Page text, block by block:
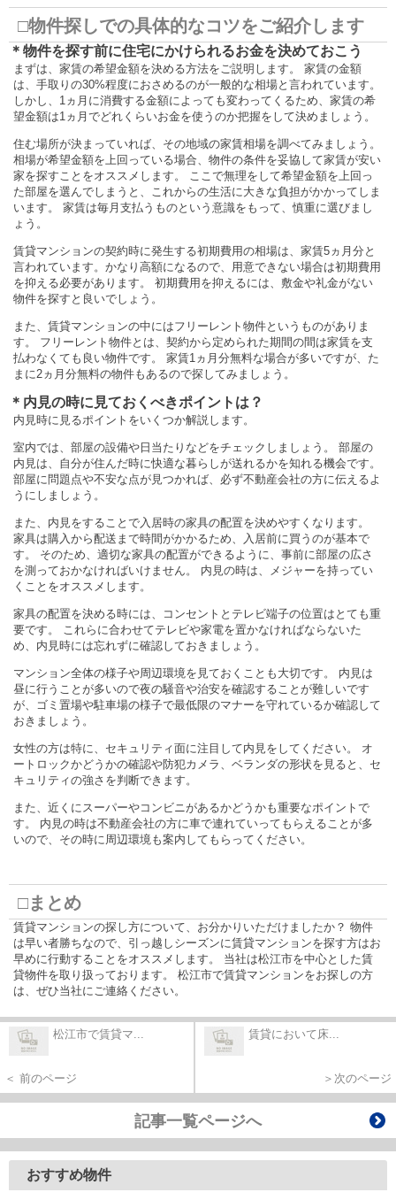
□物件探しでの具体的なコツをご紹介します
＊物件を探す前に住宅にかけられるお金を決めておこう
まずは、家賃の希望金額を決める方法をご説明します。 家賃の金額
は、手取りの30%程度におさめるのが一般的な相場と言われています。
しかし、1ヵ月に消費する金額によっても変わってくるため、家賃の希
望金額は1ヵ月でどれくらいお金を使うのか把握をして決めましょう。
住む場所が決まっていれば、その地域の家賃相場を調べてみましょう。
相場が希望金額を上回っている場合、物件の条件を妥協して家賃が安い
家を探すことをオススメします。 ここで無理をして希望金額を上回っ
た部屋を選んでしまうと、これからの生活に大きな負担がかかってしま
います。 家賃は毎月支払うものという意識をもって、慎重に選びまし
ょう。
賃貸マンションの契約時に発生する初期費用の相場は、家賃5ヵ月分と
言われています。かなり高額になるので、用意できない場合は初期費用
を抑える必要があります。 初期費用を抑えるには、敷金や礼金がない
物件を探すと良いでしょう。
また、賃貸マンションの中にはフリーレント物件というものがありま
す。 フリーレント物件とは、契約から定められた期間の間は家賃を支
払わなくても良い物件です。 家賃1ヵ月分無料な場合が多いですが、た
まに2ヵ月分無料の物件もあるので探してみましょう。
＊内見の時に見ておくべきポイントは？
内見時に見るポイントをいくつか解説します。
室内では、部屋の設備や日当たりなどをチェックしましょう。 部屋の
内見は、自分が住んだ時に快適な暮らしが送れるかを知れる機会です。
部屋に問題点や不安な点が見つかれば、必ず不動産会社の方に伝えるよ
うにしましょう。
また、内見をすることで入居時の家具の配置を決めやすくなります。
家具は購入から配送まで時間がかかるため、入居前に買うのが基本で
す。 そのため、適切な家具の配置ができるように、事前に部屋の広さ
を測っておかなければいけません。 内見の時は、メジャーを持ってい
くことをオススメします。
家具の配置を決める時には、コンセントとテレビ端子の位置はとても重
要です。 これらに合わせてテレビや家電を置かなければならないた
め、内見時には忘れずに確認しておきましょう。
マンション全体の様子や周辺環境を見ておくことも大切です。 内見は
昼に行うことが多いので夜の騒音や治安を確認することが難しいです
が、ゴミ置場や駐車場の様子で最低限のマナーを守れているか確認して
おきましょう。
女性の方は特に、セキュリティ面に注目して内見をしてください。 オ
ートロックかどうかの確認や防犯カメラ、ベランダの形状を見ると、セ
キュリティの強さを判断できます。
また、近くにスーパーやコンビニがあるかどうかも重要なポイントで
す。 内見の時は不動産会社の方に車で連れていってもらえることが多
いので、その時に周辺環境も案内してもらってください。
□まとめ
賃貸マンションの探し方について、お分かりいただけましたか？ 物件
は早い者勝ちなので、引っ越しシーズンに賃貸マンションを探す方はお
早めに行動することをオススメします。 当社は松江市を中心とした賃
貸物件を取り扱っております。 松江市で賃貸マンションをお探しの方
は、ぜひ当社にご連絡ください。
松江市で賃貸マ...
＜ 前のページ
賃貸において床...
＞次のページ
記事一覧ページへ
おすすめ物件